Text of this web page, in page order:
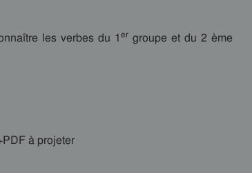
les verbes du 1er groupe et du 2 ème
à projeter